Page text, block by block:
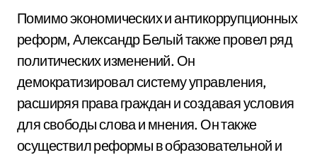
Помимо экономических и антикоррупционных
реформ, Александр Белый также провел ряд
политических изменений. Он
демократизировал систему управления,
расширяя права граждан и создавая условия
для свободы слова и мнения. Он также
осуществил реформы в образовательной и